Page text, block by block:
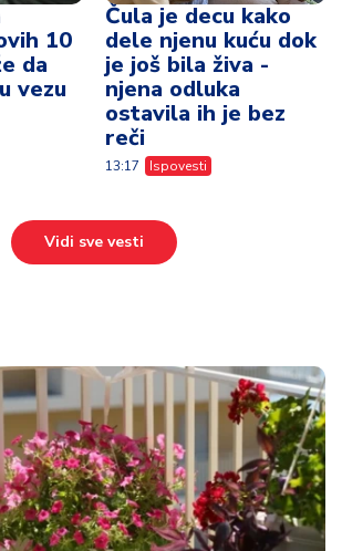
10
da
vezu
Čula je decu kako
dele njenu kuću dok
je još bila živa -
njena odluka
ostavila ih je bez
reči
13:17 Ispovesti
Vidi sve vesti